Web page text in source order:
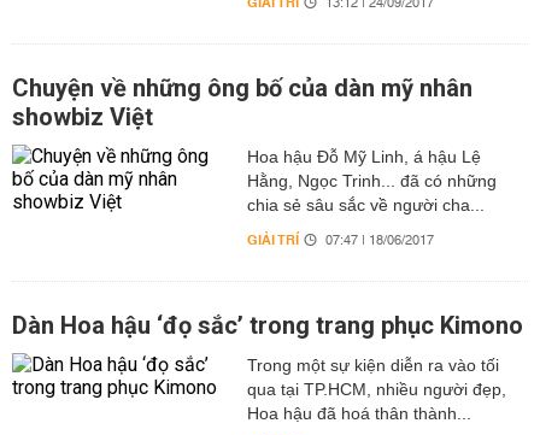
Chuyện về những ông bố của dàn mỹ nhân
showbiz Việt
Hoa hậu Đỗ Mỹ Linh, á hậu Lệ
Hằng, Ngọc Trinh... đã có những
chia sẻ sâu sắc về người cha...
GIẢI TRÍ 07:47 | 18/06/2017
Dàn Hoa hậu ‘đọ sắc’ trong trang phục Kimono
Trong một sự kiện diễn ra vào tối
qua tại TP.HCM, nhiều người đẹp,
Hoa hậu đã hoá thân thành...